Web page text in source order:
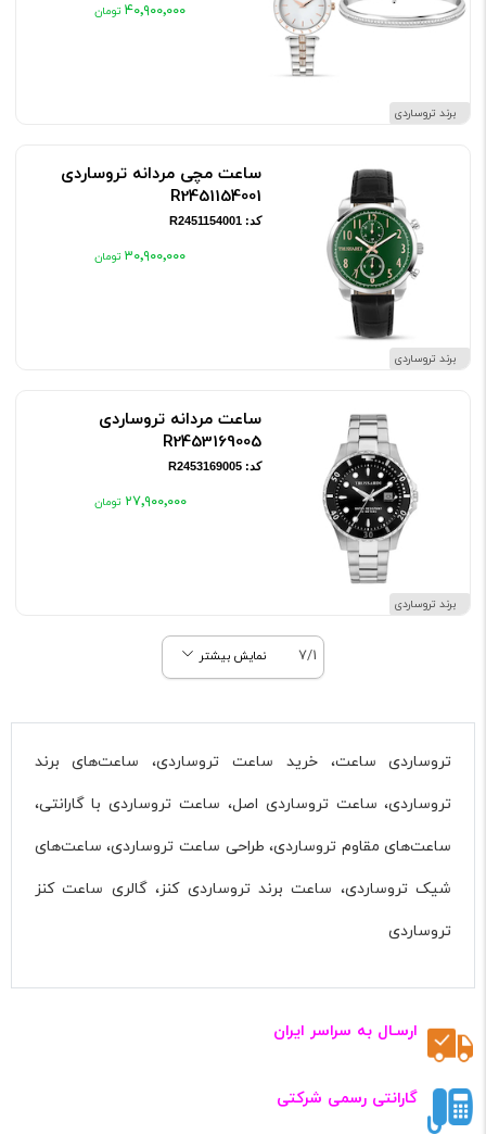
برند تروساردی
۴۰٬۹۰۰٬۰۰۰
برند تروساردی
ساعت مچی مردانه تروساردی
R2451154001
کد: R2451154001
۳۰٬۹۰۰٬۰۰۰
برند تروساردی
ساعت مردانه تروساردی
R2453169005
کد: R2453169005
۲۷٬۹۰۰٬۰۰۰
7/1 نمایش بیشتر
تروساردی ساعت، خرید ساعت تروساردی، ساعت‌های برند
تروساردی، ساعت تروساردی اصل، ساعت تروساردی با گارانتی،
ساعت‌های مقاوم تروساردی، طراحی ساعت تروساردی، ساعت‌های
شیک تروساردی، ساعت برند تروساردی کنز، گالری ساعت کنز
تروساردی
ارسـال به سراسر ایران
گارانتی رسمی شرکتی